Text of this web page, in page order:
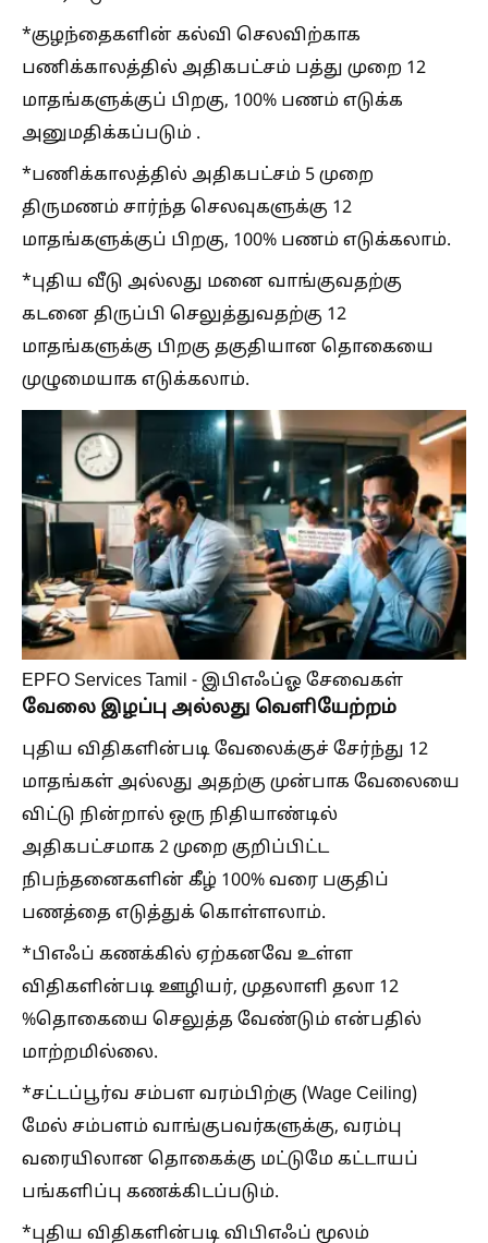
*குழந்தைகளின் கல்வி செலவிற்காக
பணிக்காலத்தில் அதிகபட்சம் பத்து முறை 12
மாதங்களுக்குப் பிறகு, 100% பணம் எடுக்க
அனுமதிக்கப்படும் .
*பணிக்காலத்தில் அதிகபட்சம் 5 முறை
திருமணம் சார்ந்த செலவுகளுக்கு 12
மாதங்களுக்குப் பிறகு, 100% பணம் எடுக்கலாம்.
*புதிய வீடு அல்லது மனை வாங்குவதற்கு
கடனை திருப்பி செலுத்துவதற்கு 12
மாதங்களுக்கு பிறகு தகுதியான தொகையை
முழுமையாக எடுக்கலாம்.
EPFO Services Tamil - இபிஎஃப்ஓ சேவைகள்
வேலை இழப்பு அல்லது வெளியேற்றம்
புதிய விதிகளின்படி வேலைக்குச் சேர்ந்து 12
மாதங்கள் அல்லது அதற்கு முன்பாக வேலையை
விட்டு நின்றால் ஒரு நிதியாண்டில்
அதிகபட்சமாக 2 முறை குறிப்பிட்ட
நிபந்தனைகளின் கீழ் 100% வரை பகுதிப்
பணத்தை எடுத்துக் கொள்ளலாம்.
*பிஎஃப் கணக்கில் ஏற்கனவே உள்ள
விதிகளின்படி ஊழியர், முதலாளி தலா 12
%தொகையை செலுத்த வேண்டும் என்பதில்
மாற்றமில்லை.
*சட்டப்பூர்வ சம்பள வரம்பிற்கு (Wage Ceiling)
மேல் சம்பளம் வாங்குபவர்களுக்கு, வரம்பு
வரையிலான தொகைக்கு மட்டுமே கட்டாயப்
பங்களிப்பு கணக்கிடப்படும்.
*புதிய விதிகளின்படி விபிஎஃப் மூலம்